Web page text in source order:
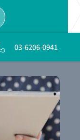
03-6206-0941